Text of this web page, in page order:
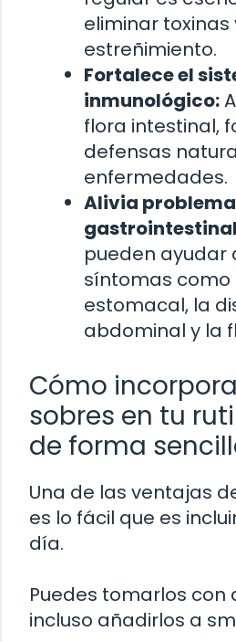
eliminar toxinas
estreñimiento.
Fortalece el
inmunológico:
flora intestinal,
defensas
enfermedades.
Alivia
pueden ayudar
síntomas como
estomacal, la
abdominal y la
Cómo
sobres en tu
de forma
Una de las ventajas
es lo fácil que es
día.
Puedes tomarlos con
incluso añadirlos a